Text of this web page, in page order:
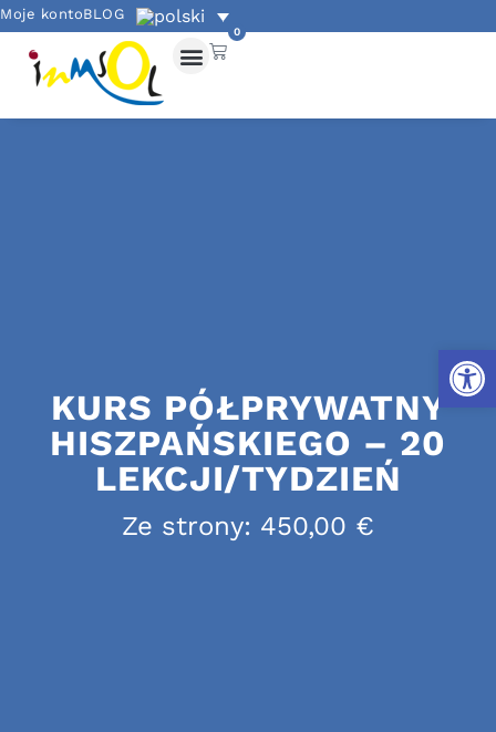
Moje kontoBLOG
0
KURS PÓŁPRYWATNY
HISZPAŃSKIEGO – 20
LEKCJI/TYDZIEŃ
Ze strony: 450,00 €